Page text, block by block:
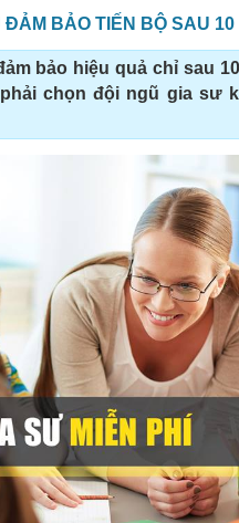
BẢO TIẾN BỘ SAU 10
bảo hiệu quả chỉ sau
chọn đội ngũ gia sư